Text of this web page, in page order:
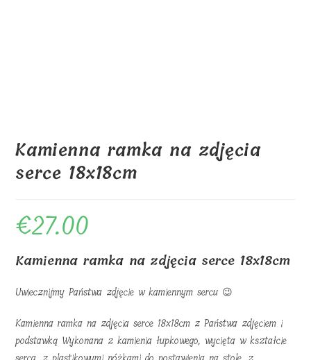
Kamienna ramka na zdjęcia
serce 18x18cm
€27.00
Kamienna ramka na zdjęcia serce 18x18cm
Uwiecznijmy Państwa zdjęcie w kamiennym sercu 😉
Kamienna ramka na zdjęcia serce 18x18cm z Państwa zdjęciem i
podstawką Wykonana z kamienia łupkowego, wycięta w kształcie